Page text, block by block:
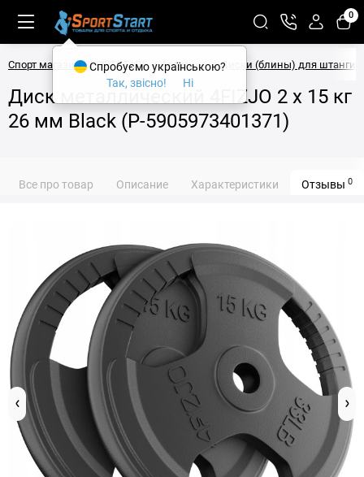
0
Спорт магазин SPORTSTART Атлетика Диски (блины) для штанги
Диск металлический 4FIZJO 2 x 15 кг
26 мм Black (P-5905973401371)
Все про товар Описание Характеристики Отзывы 0
Спробуємо українською?
Так, звісно!
Ні